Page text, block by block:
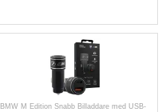
BMW M Edition Snabb Billaddare med USB-